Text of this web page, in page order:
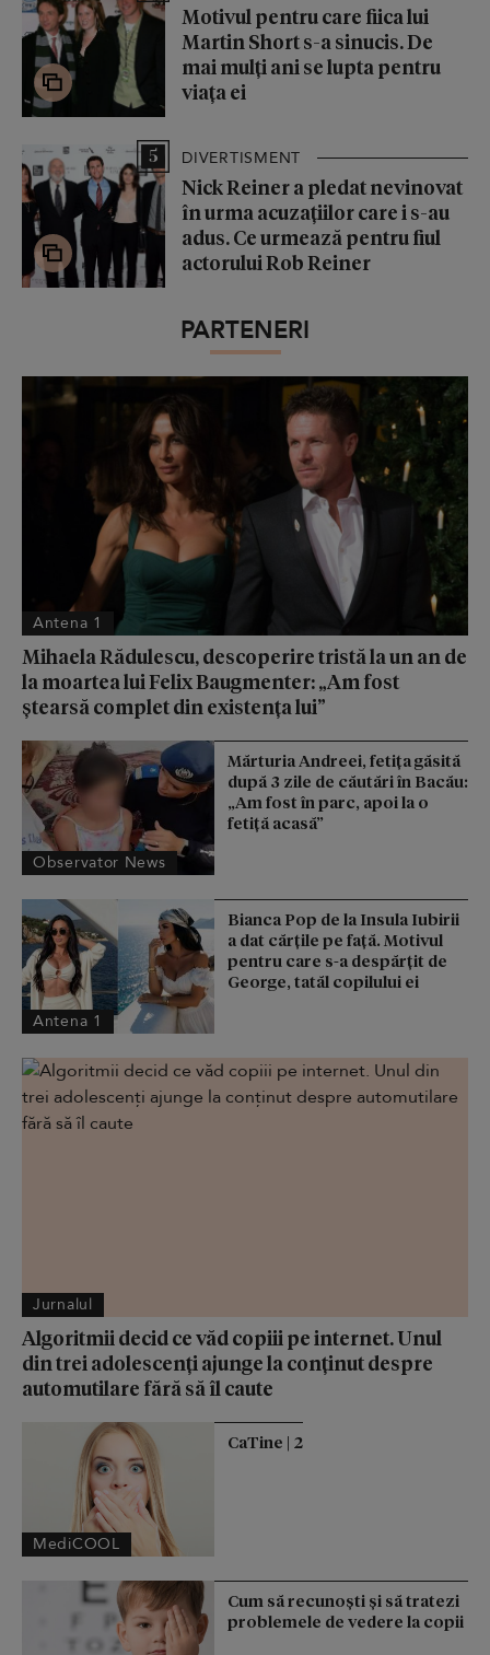
Motivul pentru care fiica lui
Martin Short s-a sinucis. De
mai mulți ani se lupta pentru
viața ei
5 DIVERTISMENT
Nick Reiner a pledat nevinovat
în urma acuzațiilor care i s-au
adus. Ce urmează pentru fiul
actorului Rob Reiner
PARTENERI
Antena 1
Mihaela Rădulescu, descoperire tristă la un an de
la moartea lui Felix Baugmenter: „Am fost
ștearsă complet din existența lui”
Observator News
Mărturia Andreei, fetiţa găsită
după 3 zile de căutări în Bacău:
„Am fost în parc, apoi la o
fetiţă acasă”
Antena 1
Bianca Pop de la Insula Iubirii
a dat cărțile pe față. Motivul
pentru care s-a despărțit de
George, tatăl copilului ei
Jurnalul
Algoritmii decid ce văd copiii pe internet. Unul
din trei adolescenți ajunge la conținut despre
automutilare fără să îl caute
MediCOOL
CaTine | 2
Cum să recunoști și să tratezi
problemele de vedere la copii